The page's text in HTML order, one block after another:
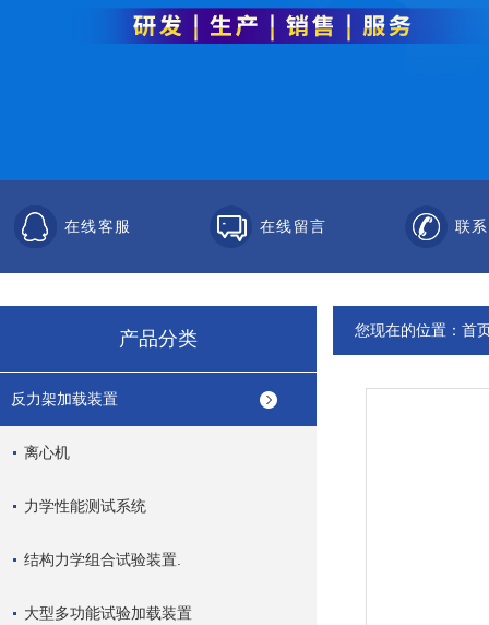
在线客服 在线留言 联
产品分类
反力架加载装置
离心机
力学性能测试系统
结构力学组合试验装置.
大型多功能试验加载装置
您现在的位置： 首